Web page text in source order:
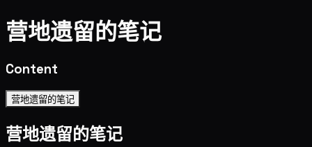
营地遗留的笔记
Content
营地遗留的笔记
营地遗留的笔记